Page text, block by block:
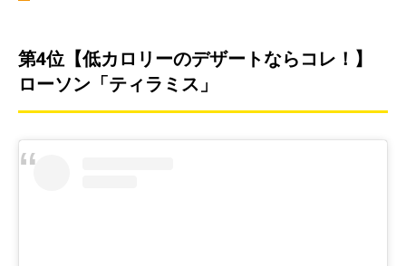
第4位【低カロリーのデザートならコレ！】
ローソン「ティラミス」